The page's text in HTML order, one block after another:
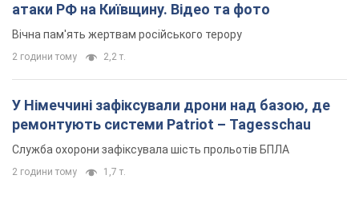
атаки РФ на Київщину. Відео та фото
Вічна пам'ять жертвам російського терору
2 години тому 2,2 т.
У Німеччині зафіксували дрони над базою, де
ремонтують системи Patriot – Tagesschau
Служба охорони зафіксувала шість прольотів БПЛА
2 години тому 1,7 т.